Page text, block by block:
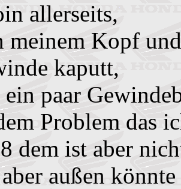
allerseits,
meinem Kopf
kaputt,
paar
Problem das
dem ist aber
außen